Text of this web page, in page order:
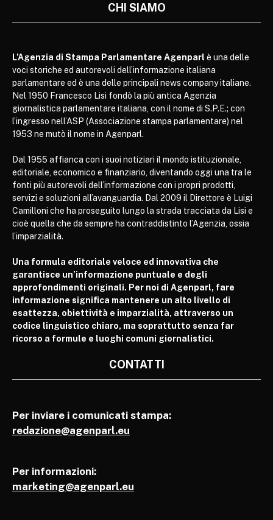
CHI SIAMO
L’Agenzia di Stampa Parlamentare Agenparl è una delle
voci storiche ed autorevoli dell’informazione italiana
parlamentare ed è una delle principali news company italiane.
Nel 1950 Francesco Lisi fondò la più antica Agenzia
giornalistica parlamentare italiana, con il nome di S.P.E.; con
l’ingresso nell’ASP (Associazione stampa parlamentare) nel
1953 ne mutò il nome in Agenparl.
Dal 1955 affianca con i suoi notiziari il mondo istituzionale,
editoriale, economico e finanziario, diventando oggi una tra le
fonti più autorevoli dell’informazione con i propri prodotti,
servizi e soluzioni all’avanguardia. Dal 2009 il Direttore è Luigi
Camilloni che ha proseguito lungo la strada tracciata da Lisi e
cioè quella che da sempre ha contraddistinto l’Agenzia, ossia
l’imparzialità.
Una formula editoriale veloce ed innovativa che
garantisce un’informazione puntuale e degli
approfondimenti originali. Per noi di Agenparl, fare
informazione significa mantenere un alto livello di
esattezza, obiettività e imparzialità, attraverso un
codice linguistico chiaro, ma soprattutto senza far
ricorso a formule e luoghi comuni giornalistici.
CONTATTI
Per inviare i comunicati stampa:
redazione@agenparl.eu
Per informazioni:
marketing@agenparl.eu